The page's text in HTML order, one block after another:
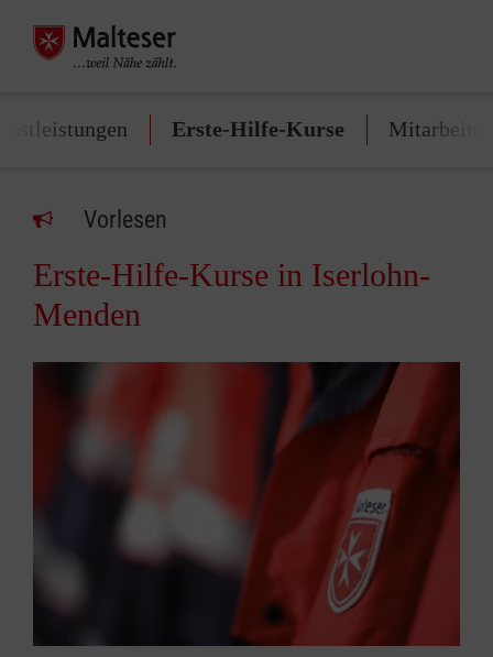
Erste-Hilfe-Kurse Mitarbeiten
Vorlesen
Erste-Hilfe-Kurse in Iserlohn-
Menden